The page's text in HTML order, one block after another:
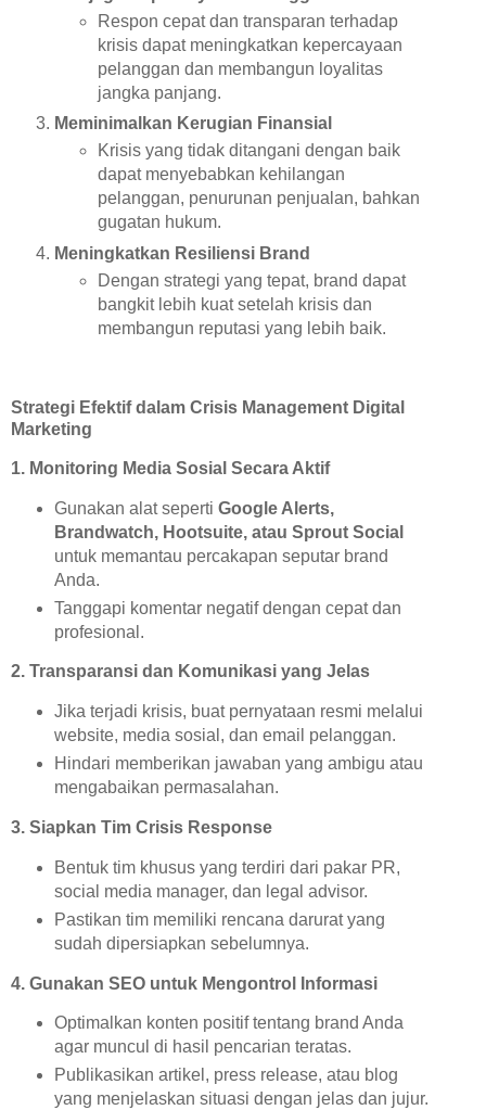
Respon cepat dan transparan terhadap
krisis dapat meningkatkan kepercayaan
pelanggan dan membangun loyalitas
jangka panjang.
Meminimalkan Kerugian Finansial
Krisis yang tidak ditangani dengan baik
dapat menyebabkan kehilangan
pelanggan, penurunan penjualan, bahkan
gugatan hukum.
Meningkatkan Resiliensi Brand
Dengan strategi yang tepat, brand dapat
bangkit lebih kuat setelah krisis dan
membangun reputasi yang lebih baik.
Strategi Efektif dalam Crisis Management Digital
Marketing
1. Monitoring Media Sosial Secara Aktif
Gunakan alat seperti Google Alerts,
Brandwatch, Hootsuite, atau Sprout Social
untuk memantau percakapan seputar brand
Anda.
Tanggapi komentar negatif dengan cepat dan
profesional.
2. Transparansi dan Komunikasi yang Jelas
Jika terjadi krisis, buat pernyataan resmi melalui
website, media sosial, dan email pelanggan.
Hindari memberikan jawaban yang ambigu atau
mengabaikan permasalahan.
3. Siapkan Tim Crisis Response
Bentuk tim khusus yang terdiri dari pakar PR,
social media manager, dan legal advisor.
Pastikan tim memiliki rencana darurat yang
sudah dipersiapkan sebelumnya.
4. Gunakan SEO untuk Mengontrol Informasi
Optimalkan konten positif tentang brand Anda
agar muncul di hasil pencarian teratas.
Publikasikan artikel, press release, atau blog
yang menjelaskan situasi dengan jelas dan jujur.